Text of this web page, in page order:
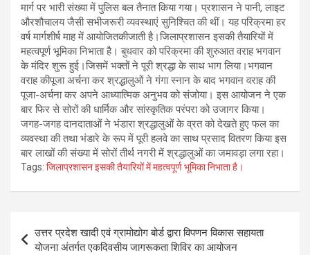
मार्ग पर भारी संख्या में पुलिस बल तैनात किया गया। प्रशासन ने पानी, लाइट
औरशौचालय जैसी सभीजरूरी व्यवस्थाएं सुनिश्चित की थीं। यह परिक्रमा हर
वर्ष मार्गशीर्ष माह में आयोजितकीजाती है।जिलाप्रशासन इसकी तैयारियों में
महत्वपूर्ण भूमिका निभाता है। बुधवार को परिक्रमा की शुरुआत वराह भगवान
के मंदिर शुरू हुई।जिसमें भक्तों ने पूरी श्रद्धा के साथ भाग लिया।भगवान
वराह कीपूजा अर्चना कर श्रद्धालुओं ने गंगा स्नान के बाद भगवान वराह की
पूजा-अर्चना कर अपने आध्यात्मिक अनुभव को संजोया। इस आयोजन ने एक
बार फिर से सोरों की धार्मिक और सांस्कृतिक परंपरा को उजागर किया।
जगह-जगह दानदाताओं ने भंडारा श्रद्धालुओं के व्रत को देखते हुए फल का
व्यवस्था की तथा भंडारे के रूप में पूरी हलवे का साथ प्रसाद वितरण किया इस
बार लाखों की संख्या में सोरों तीर्थ नगरी में श्रद्धालुओं का जमावड़ा लगा रहा।
Tags: जिलाप्रशासन इसकी तैयारियों में महत्वपूर्ण भूमिका निभाता है।
navigation
उत्तर प्रदेश खादी एवं ग्रामोद्योग बोर्ड द्वारा विपणन विकास सहायता
योजना अंतर्गत एकदिवसीय जागरूकता शिविर का आयोजन